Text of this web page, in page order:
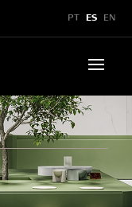
PT ES EN
▼
▼
▼